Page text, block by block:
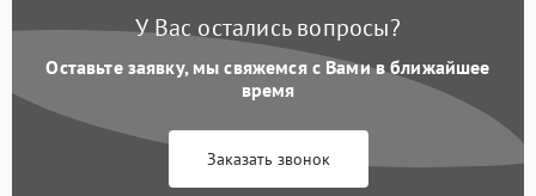
устройств
1700 ₽ Подробнее →
оперативной памяти
Подробнее →
У Вас остались вопросы?
Оставьте заявку, мы свяжемся с Вами в ближайшее
время
Заказать звонок